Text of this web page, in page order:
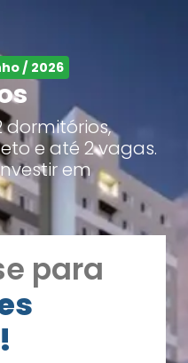
/ 2026
e até 2 vagas.
em
para